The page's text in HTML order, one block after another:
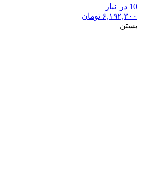
10 در انبار
۶,۱۹۲,۳۰۰ تومان
بستن